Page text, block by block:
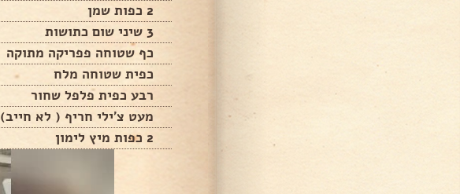
2 כפות שמן
3 שיני שום כתושות
כף שטוחה פפריקה מתוקה
כפית שטוחה מלח
רבע כפית פלפל שחור
מעט צ'ילי חריף ( לא חייב)
2 כפות מיץ לימון